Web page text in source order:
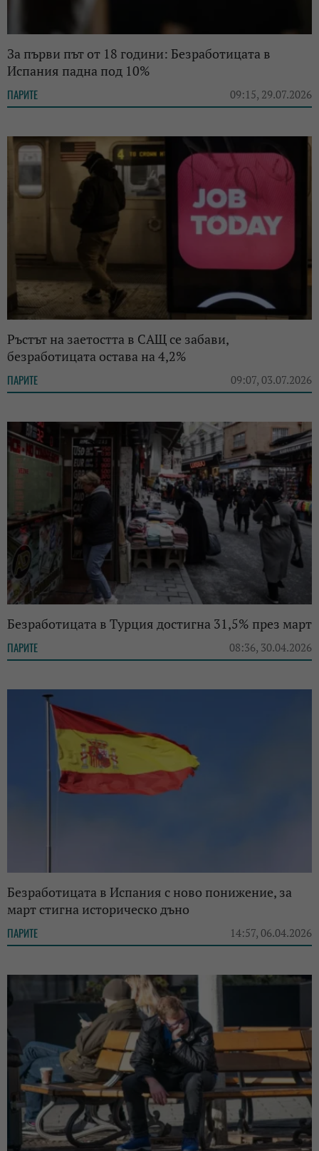
За първи път от 18 години: Безработицата в
Испания падна под 10%
ПАРИТЕ 09:15, 29.07.2026
Ръстът на заетостта в САЩ се забави,
безработицата остава на 4,2%
ПАРИТЕ 09:07, 03.07.2026
Безработицата в Турция достигна 31,5% през март
ПАРИТЕ 08:36, 30.04.2026
Безработицата в Испания с ново понижение, за
март стигна историческо дъно
ПАРИТЕ 14:57, 06.04.2026